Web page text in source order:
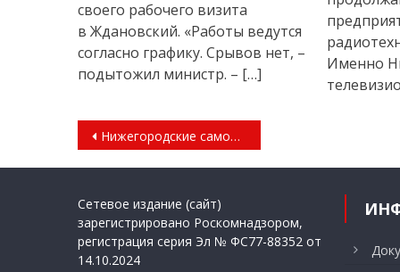
своего рабочего визита
в Ждановский. «Работы ведутся
согласно графику. Срывов нет, –
подытожил министр. – […]
Именно
Навигация
по
Нижегородские самозанятые смогут бесплатно представить свою продукцию на десяти ярмарках в муниципалитетах области
Сетевое издание (сайт)
зарегистрировано Роскомнадзором,
регистрация серия Эл № ФС77-88352 от
14.10.2024